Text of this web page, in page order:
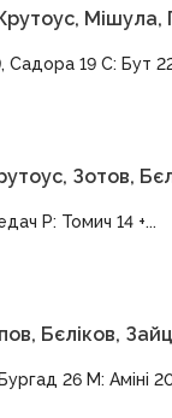
Садора 19 С: Бут
Зотов,
Р: Томич 14 +...
Бєліков,
26 М: Аміні